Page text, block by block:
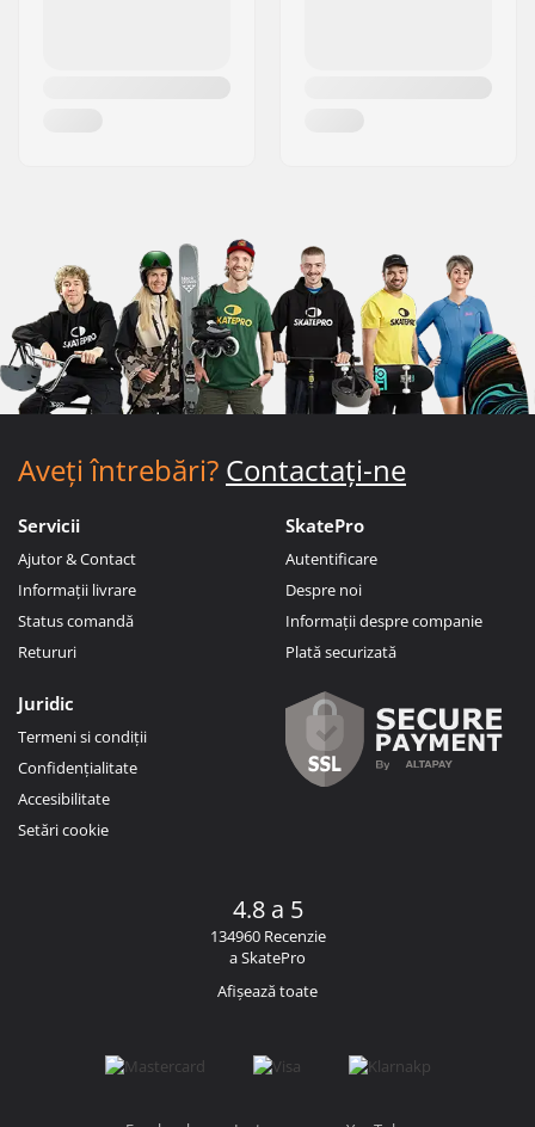
Aveți întrebări? Contactați-ne
Servicii
Ajutor & Contact
Informații livrare
Status comandă
Retururi
SkatePro
Autentificare
Despre noi
Informații despre companie
Plată securizată
Juridic
Termeni si condiții
Confidențialitate
Accesibilitate
Setări cookie
4.8 a 5
134960 Recenzie
a SkatePro
Afișează toate